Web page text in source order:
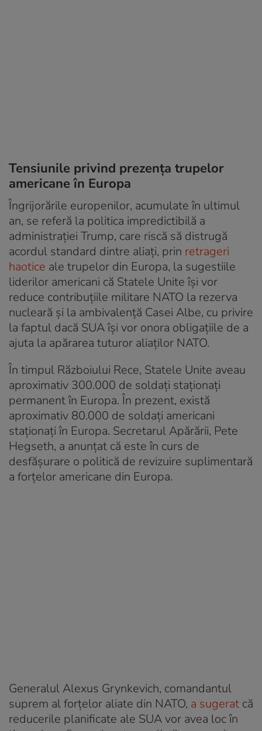
Tensiunile privind prezența trupelor
americane în Europa
Îngrijorările europenilor, acumulate în ultimul
an, se referă la politica impredictibilă a
administrației Trump, care riscă să distrugă
acordul standard dintre aliați, prin retrageri
haotice ale trupelor din Europa, la sugestiile
liderilor americani că Statele Unite își vor
reduce contribuțiile militare NATO la rezerva
nucleară și la ambivalență Casei Albe, cu privire
la faptul dacă SUA își vor onora obligațiile de a
ajuta la apărarea tuturor aliaților NATO.
În timpul Războiului Rece, Statele Unite aveau
aproximativ 300.000 de soldați staționați
permanent în Europa. În prezent, există
aproximativ 80.000 de soldați americani
staționați în Europa. Secretarul Apărării, Pete
Hegseth, a anunțat că este în curs de
desfășurare o politică de revizuire suplimentară
a forțelor americane din Europa.
Generalul Alexus Grynkevich, comandantul
suprem al forțelor aliate din NATO, a sugerat că
reducerile planificate ale SUA vor avea loc în